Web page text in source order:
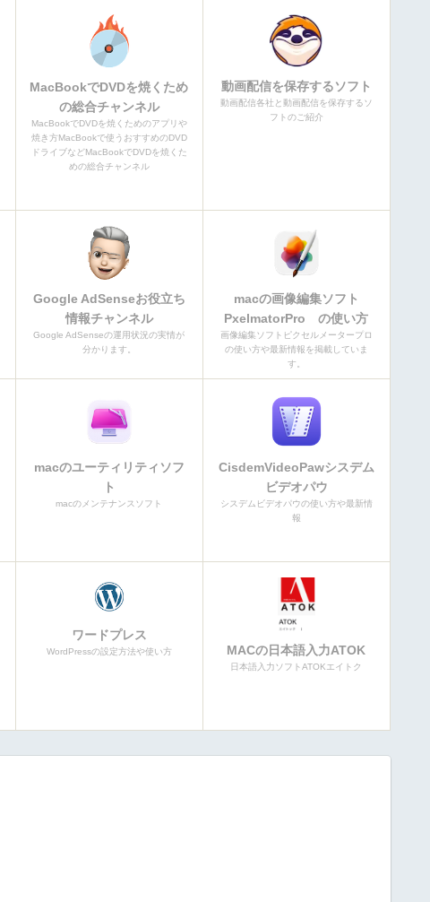
MacBookでDVDを焼くため
の総合チャンネル
MacBookでDVDを焼くためのアプリや
焼き方MacBookで使うおすすめのDVD
ドライブなどMacBookでDVDを焼くた
めの総合チャンネル
動画配信を保存するソフト
動画配信各社と動画配信を保存するソ
フトのご紹介
Google AdSenseお役立ち
情報チャンネル
Google AdSenseの運用状況の実情が
分かります。
macの画像編集ソフト
PxelmatorPro の使い方
画像編集ソフトピクセルメータープロ
の使い方や最新情報を掲載していま
す。
macのユーティリティソフ
ト
macのメンテナンスソフト
CisdemVideoPawシスデム
ビデオパウ
シスデムビデオパウの使い方や最新情
報
ワードプレス
WordPressの設定方法や使い方 MACの日本語入力ATOK
日本語入力ソフトATOKエイトク